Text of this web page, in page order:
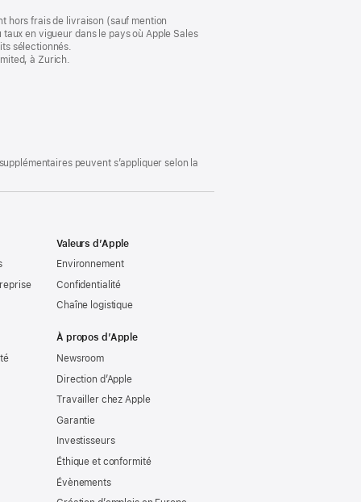
hors frais de livraison (sauf mention
en vigueur dans le pays où Apple Sales
sélectionnés.
à Zurich.
peuvent s’appliquer selon la
Valeurs d’Apple
Environnement
Confidentialité
Chaîne logistique
À propos d’Apple
Newsroom
Direction d’Apple
Travailler chez Apple
Garantie
Investisseurs
Éthique et conformité
Évènements